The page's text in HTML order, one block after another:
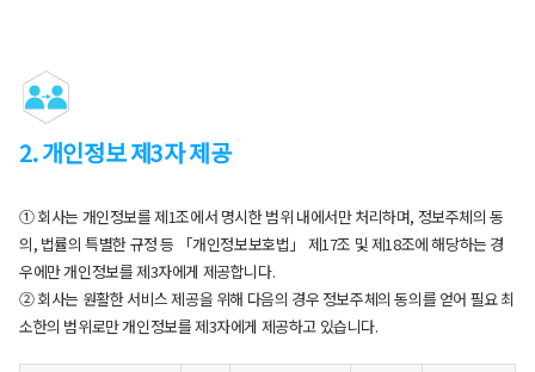
2. 개인정보 제3자 제공
① 회사는 개인정보를 제1조에서 명시한 범위 내에서만 처리하며, 정보주체의 동
의, 법률의 특별한 규정 등 「개인정보보호법」 제17조 및 제18조에 해당하는 경
우에만 개인정보를 제3자에게 제공합니다.
② 회사는 원활한 서비스 제공을 위해 다음의 경우 정보주체의 동의를 얻어 필요 최
소한의 범위로만 개인정보를 제3자에게 제공하고 있습니다.